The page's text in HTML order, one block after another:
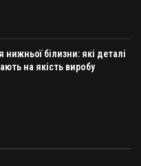
нижньої білизни: які деталі
на якість виробу